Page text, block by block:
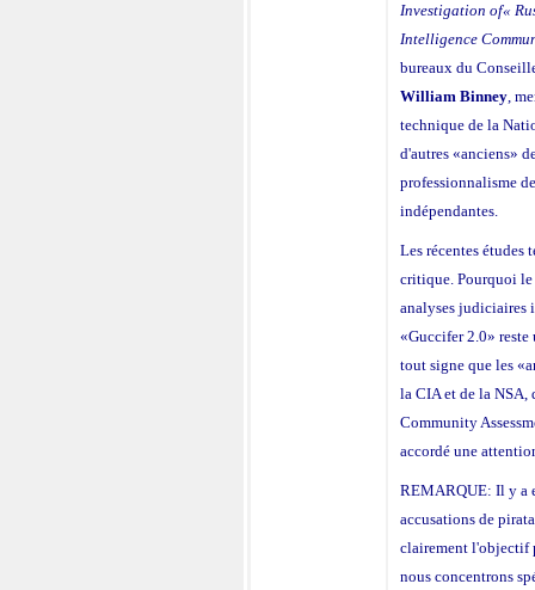
Investigation of«
Intelligence
bureaux du
William Binney,
technique de la
d'autres «anciens»
professionnalisme
indépendantes.
Les récentes études
critique. Pourquoi le
analyses judiciaires
«Guccifer 2.0» reste
tout signe que les
la CIA et de la NSA,
Community
accordé une
REMARQUE: Il y a
accusations de
clairement l'objectif
nous concentrons